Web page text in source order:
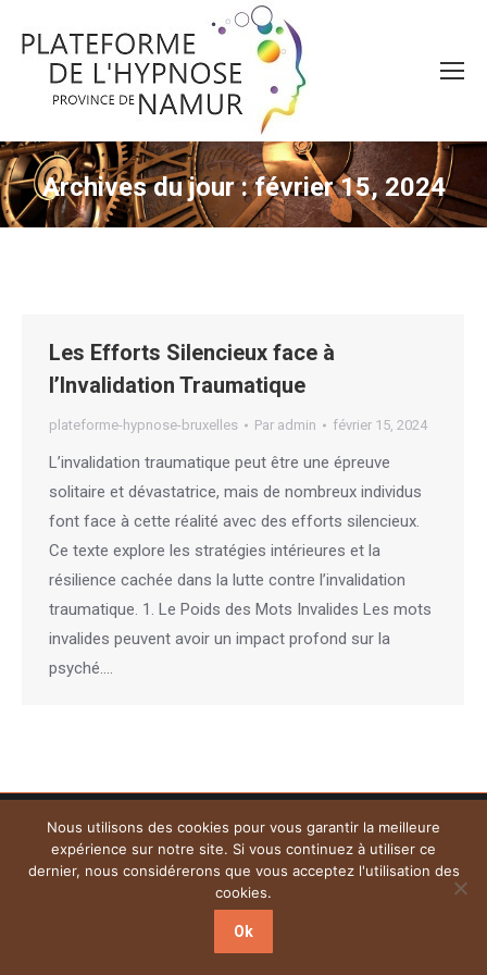
Archives du jour :février 15, 2024
Les Efforts Silencieux face à
l’Invalidation Traumatique
plateforme-hypnose-bruxelles Par admin février 15, 2024
L’invalidation traumatique peut être une épreuve
solitaire et dévastatrice, mais de nombreux individus
font face à cette réalité avec des efforts silencieux.
Ce texte explore les stratégies intérieures et la
résilience cachée dans la lutte contre l’invalidation
traumatique. 1. Le Poids des Mots Invalides Les mots
invalides peuvent avoir un impact profond sur la
psyché.…
Copyright © 2026
Plateforme de l'Hypnose de la province de Namur.
Tous droits réservés. Powered byPrivium – Des services qui
soutiennent vos soins. Pour psychologues, psychotherapeutes et
RGPD - Politique de Protection de la Vie Privée
Nous utilisons des cookies pour vous garantir la meilleure
expérience sur notre site. Si vous continuez à utiliser ce
dernier, nous considérerons que vous acceptez l'utilisation des
cookies.
Ok